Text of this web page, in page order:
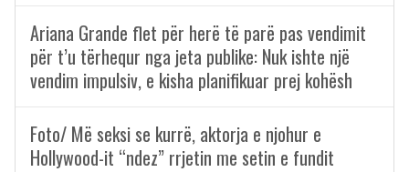
Ariana Grande flet për herë të parë pas vendimit
për t’u tërhequr nga jeta publike: Nuk ishte një
vendim impulsiv, e kisha planifikuar prej kohësh
Foto/ Më seksi se kurrë, aktorja e njohur e
Hollywood-it “ndez” rrjetin me setin e fundit